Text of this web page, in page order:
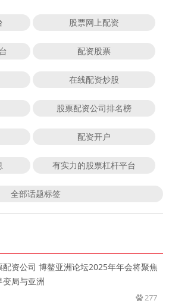
股票网上配资
配资股票
在线配资炒股
股票配资公司排名榜
配资开户
有实力的股票杠杆平台
全部话题标签
配资公司 博鳌亚洲论坛2025年年会将聚焦
变局与亚洲
277